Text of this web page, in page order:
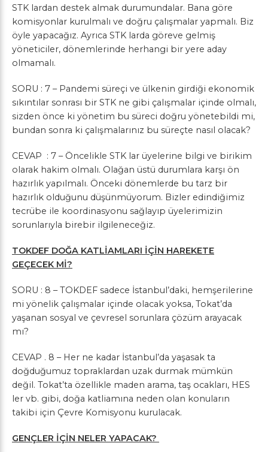
STK lardan destek almak durumundalar. Bana göre
komisyonlar kurulmalı ve doğru çalışmalar yapmalı. Biz
öyle yapacağız. Ayrıca STK larda göreve gelmiş
yöneticiler, dönemlerinde herhangi bir yere aday
olmamalı.
SORU : 7 – Pandemi süreçi ve ülkenin girdiği ekonomik
sıkıntılar sonrası bir STK ne gibi çalışmalar içinde olmalı,
sizden önce ki yönetim bu süreci doğru yönetebildi mi,
bundan sonra ki çalışmalarınız bu süreçte nasıl olacak?
CEVAP : 7 – Öncelikle STK lar üyelerine bilgi ve birikim
olarak hakim olmalı. Olağan üstü durumlara karşı ön
hazırlık yapılmalı. Önceki dönemlerde bu tarz bir
hazırlık olduğunu düşünmüyorum. Bizler edindiğimiz
tecrübe ile koordinasyonu sağlayıp üyelerimizin
sorunlarıyla birebir ilgileneceğiz.
TOKDEF DOĞA KATLİAMLARI İÇİN HAREKETE
GEÇECEK Mİ?
SORU : 8 – TOKDEF sadece İstanbul’daki, hemşerilerine
mi yönelik çalışmalar içinde olacak yoksa, Tokat’da
yaşanan sosyal ve çevresel sorunlara çözüm arayacak
mı?
CEVAP . 8 – Her ne kadar İstanbul’da yaşasak ta
doğduğumuz topraklardan uzak durmak mümkün
değil. Tokat’ta özellikle maden arama, taş ocakları, HES
ler vb. gibi, doğa katliamına neden olan konuların
takibi için Çevre Komisyonu kurulacak.
GENÇLER İÇİN NELER YAPACAK?